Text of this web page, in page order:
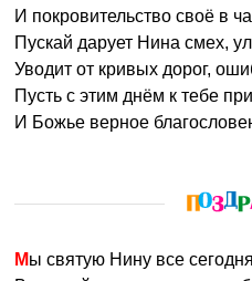
И покровительство своё в
Пускай дарует Нина смех,
Уводит от кривых дорог,
Пусть с этим днём к тебе
И Божье верное
Мы святую Нину все